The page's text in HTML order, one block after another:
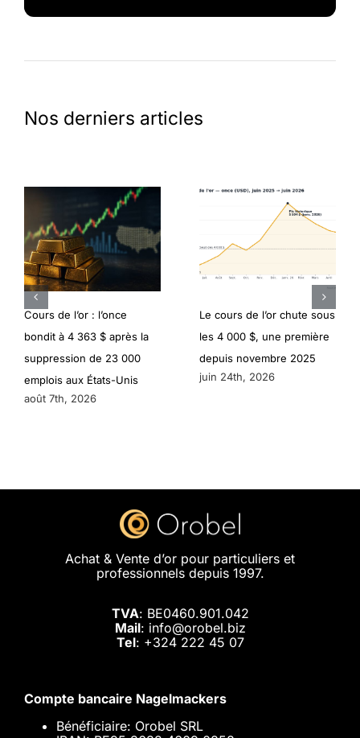
Nos derniers articles
Cours de l’or : l’once
bondit à 4 363 $ après la
suppression de 23 000
emplois aux États-Unis
août 7th, 2026
Le cours de l’or chute sous
les 4 000 $, une première
depuis novembre 2025
juin 24th, 2026
Achat & Vente d’or pour particuliers et
professionnels depuis 1997.
TVA: BE0460.901.042
Mail: info@orobel.biz
Tel: +324 222 45 07
Compte bancaire Nagelmackers
Bénéficiaire: Orobel SRL